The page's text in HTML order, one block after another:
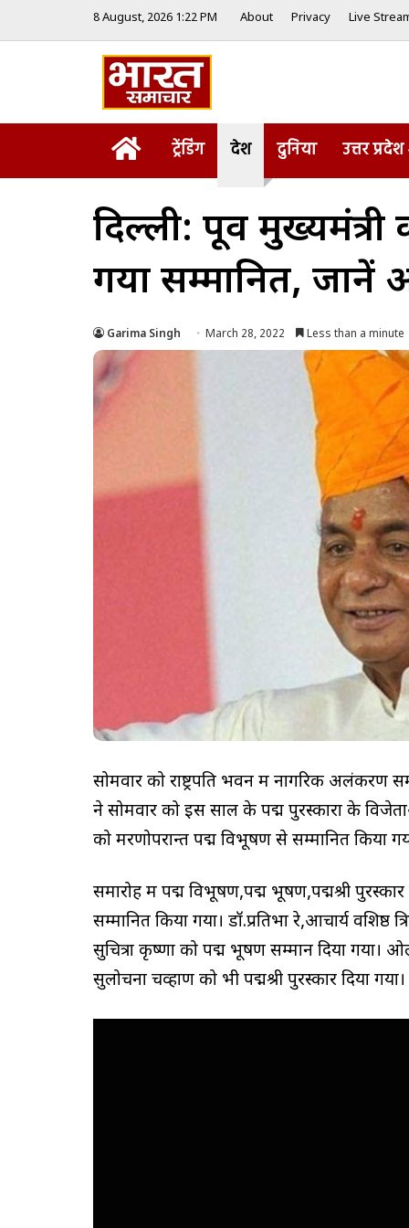
8 August, 2026 1:22 PM About Privacy Live
Homeट्रेंडिंग देश दुनिया उत्तर प्रदेश
दिल्ली: पूर्व
गया सम्मानित, जानें
Garima Singh March 28, 2022 Less than a minute
सोमवार को राष्ट्रपति भवन में नागरिक अलंकरण
ने सोमवार को इस साल के पद्म पुरस्कारों के
को मरणोपरान्त पद्म विभूषण से सम्मानित किया
समारोह में पद्म विभूषण,पद्म भूषण,पद्मश्री
सम्मानित किया गया। डॉ.प्रतिभा रे,आचार्य वशिष्ठ
सुचित्रा कृष्णा को पद्म भूषण सम्मान दिया गया।
सुलोचना चव्हाण को भी पद्मश्री पुरस्कार दिया गया।